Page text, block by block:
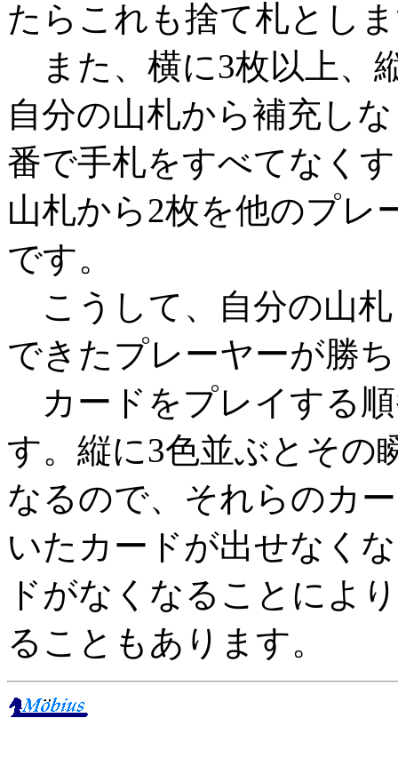
たらこれも捨て札とし
また、横に3枚以上、
自分の山札から補充し
番で手札をすべてなく
山札から2枚を他のプレ
です。
こうして、自分の山
できたプレーヤーが勝
カードをプレイする
す。縦に3色並ぶとその
なるので、それらのカ
いたカードが出せなく
ドがなくなることによ
ることもあります。